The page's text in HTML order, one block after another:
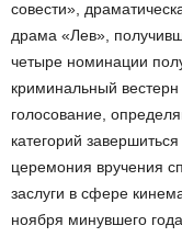
совести»,
драма «Лев»,
четыре номинации
криминальный
голосование,
категорий
церемония вручения
заслуги в сфере
ноября минувшего года.